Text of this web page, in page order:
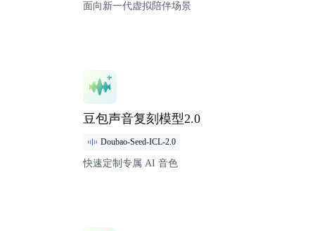
面向新一代虚拟陪伴场景
豆包声音复刻模型2.0
Doubao-Seed-ICL-2.0
快速定制专属 AI 音色